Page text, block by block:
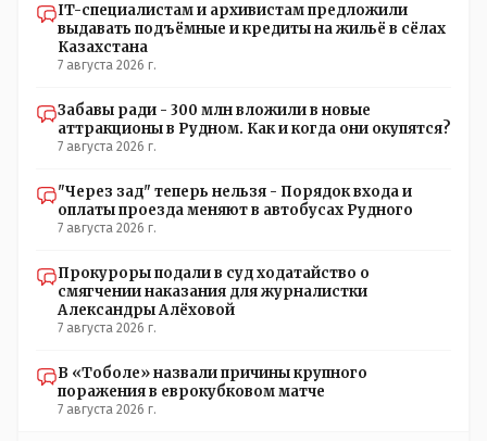
противоречие. Вы считаете иначе?
IT-специалистам и архивистам предложили
выдавать подъёмные и кредиты на жильё в сёлах
Казахстана
7 августа 2026 г.
Забавы ради - 300 млн вложили в новые
аттракционы в Рудном. Как и когда они окупятся?
7 августа 2026 г.
"Через зад" теперь нельзя - Порядок входа и
оплаты проезда меняют в автобусах Рудного
7 августа 2026 г.
Прокуроры подали в суд ходатайство о
смягчении наказания для журналистки
Александры Алёховой
7 августа 2026 г.
В «Тоболе» назвали причины крупного
поражения в еврокубковом матче
7 августа 2026 г.